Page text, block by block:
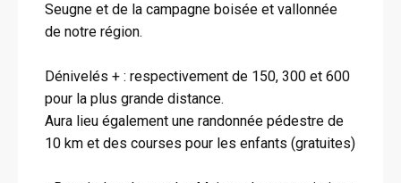
Seugne et de la campagne boisée et vallonnée
de notre région.
Dénivelés + : respectivement de 150, 300 et 600
pour la plus grande distance.
Aura lieu également une randonnée pédestre de
10 km et des courses pour les enfants (gratuites)